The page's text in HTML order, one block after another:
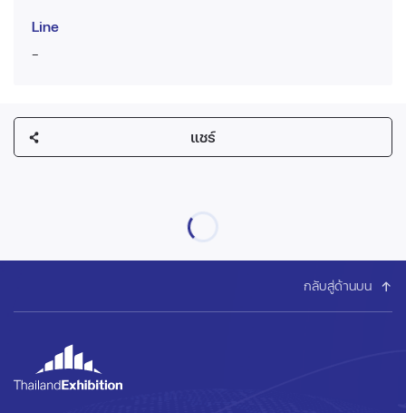
Line
-
แชร์
กลับสู่ด้านบน